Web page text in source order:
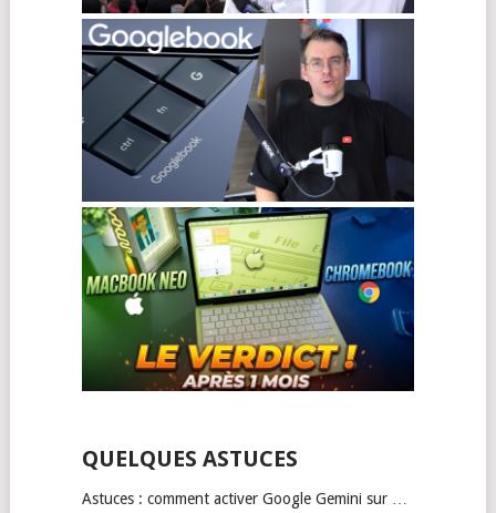
QUELQUES ASTUCES
Astuces : comment activer Google Gemini sur …